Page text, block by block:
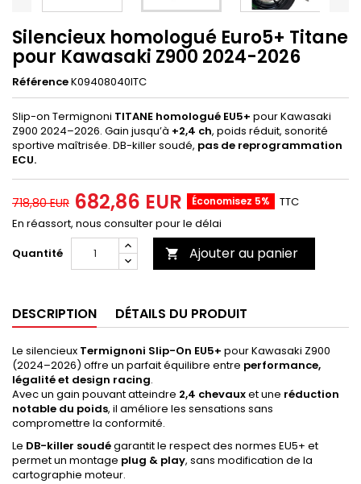
Silencieux homologué Euro5+ Titane
pour Kawasaki Z900 2024-2026
RéférenceK09408040ITC
Slip-on Termignoni TITANE homologué EU5+ pour Kawasaki
Z900 2024–2026. Gain jusqu’à +2,4 ch, poids réduit, sonorité
sportive maîtrisée. DB-killer soudé, pas de reprogrammation
ECU.
718,80 EUR 682,86 EUR Économisez 5%
TTC
En réassort, nous consulter pour le délai
Quantité
 Ajouter au panier
DESCRIPTION DÉTAILS DU PRODUIT
Le silencieux Termignoni Slip-On EU5+ pour Kawasaki Z900
(2024–2026) offre un parfait équilibre entre performance,
légalité et design racing.
Avec un gain pouvant atteindre 2,4 chevauxet une réduction
notable du poids, il améliore les sensations sans
compromettre la conformité.
Le DB-killer soudégarantit le respect des normes EU5+ et
permet un montage plug & play, sans modification de la
cartographie moteur.